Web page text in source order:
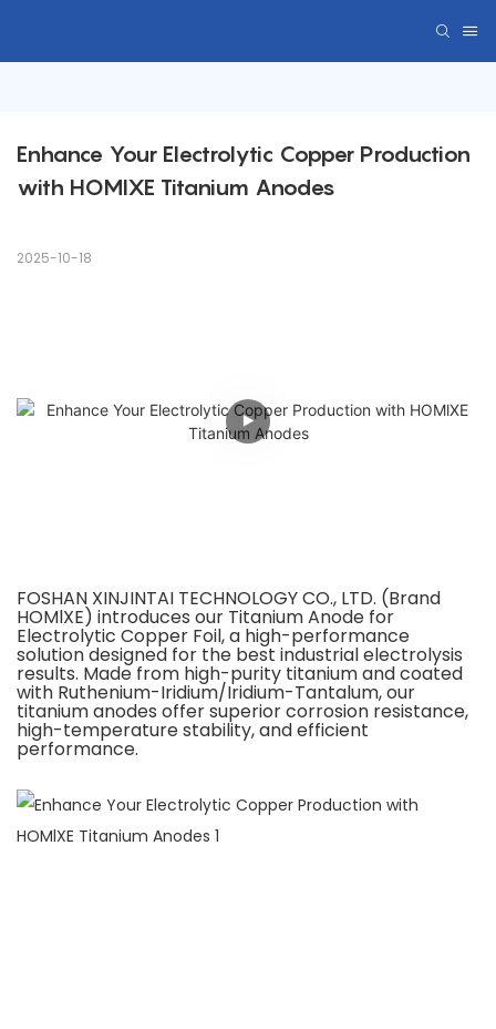
Enhance Your Electrolytic Copper Production
with HOMlXE Titanium Anodes
2025-10-18
FOSHAN XINJINTAI TECHNOLOGY CO., LTD. (Brand
HOMlXE) introduces our Titanium Anode for
Electrolytic Copper Foil, a high-performance
solution designed for the best industrial electrolysis
results. Made from high-purity titanium and coated
with Ruthenium-Iridium/Iridium-Tantalum, our
titanium anodes offer superior corrosion resistance,
high-temperature stability, and efficient
performance.